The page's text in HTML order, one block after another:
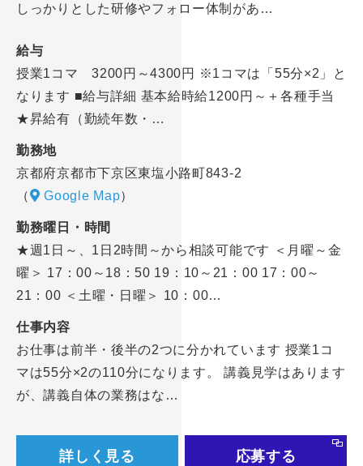
しっかりとした研修やフォロー体制があ…
給与
授業1コマ 3200円～4300円 ※1コマは「55分×2」と
なります ■給与詳細 基本給時給1200円～＋各種手当
★昇給有（勤続年数・…
勤務地
京都府京都市下京区東塩小路町843-2
（
Google Map）
勤務曜日・時間
★週1日～、1日2時間～から相談可能です ＜月曜～金
曜＞ 17：00～18：50 19：10～21：00 17：00～
21：00 ＜土曜・日曜＞ 10：00…
仕事内容
お仕事は前半・後半の2つに分かれています 授業1コ
マは55分×2の110分になります。 講義見学はあります
が、講義自体の業務はな…
詳しく見る 応募する